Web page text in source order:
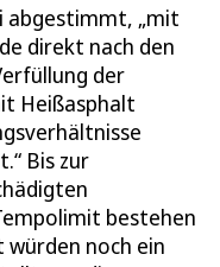
abgestimmt, „mit
direkt nach den
der
Heißasphalt
Bis zur
bestehen
würden noch ein